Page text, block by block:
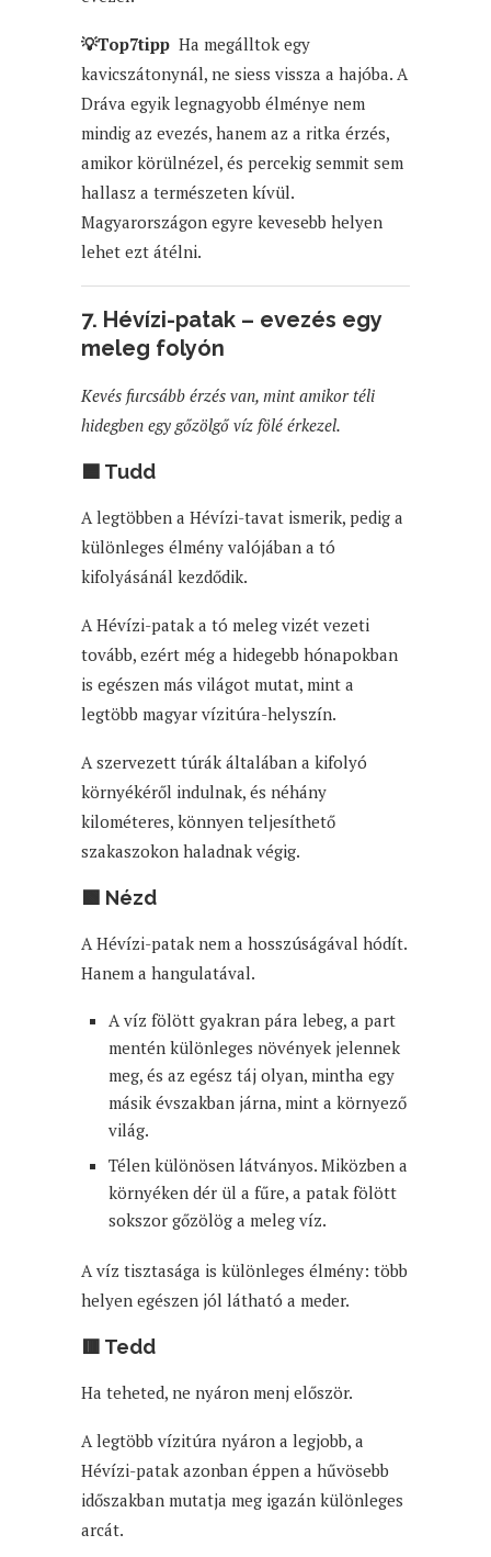
💡Top7tipp Ha megálltok egy
kavicszátonynál, ne siess vissza a hajóba. A
Dráva egyik legnagyobb élménye nem
mindig az evezés, hanem az a ritka érzés,
amikor körülnézel, és percekig semmit sem
hallasz a természeten kívül.
Magyarországon egyre kevesebb helyen
lehet ezt átélni.
7. Hévízi-patak – evezés egy
meleg folyón
Kevés furcsább érzés van, mint amikor téli
hidegben egy gőzölgő víz fölé érkezel.
🟦 Tudd
A legtöbben a Hévízi-tavat ismerik, pedig a
különleges élmény valójában a tó
kifolyásánál kezdődik.
A Hévízi-patak a tó meleg vizét vezeti
tovább, ezért még a hidegebb hónapokban
is egészen más világot mutat, mint a
legtöbb magyar vízitúra-helyszín.
A szervezett túrák általában a kifolyó
környékéről indulnak, és néhány
kilométeres, könnyen teljesíthető
szakaszokon haladnak végig.
🟩 Nézd
A Hévízi-patak nem a hosszúságával hódít.
Hanem a hangulatával.
A víz fölött gyakran pára lebeg, a part
mentén különleges növények jelennek
meg, és az egész táj olyan, mintha egy
másik évszakban járna, mint a környező
világ.
Télen különösen látványos. Miközben a
környéken dér ül a fűre, a patak fölött
sokszor gőzölög a meleg víz.
A víz tisztasága is különleges élmény: több
helyen egészen jól látható a meder.
🟥 Tedd
Ha teheted, ne nyáron menj először.
A legtöbb vízitúra nyáron a legjobb, a
Hévízi-patak azonban éppen a hűvösebb
időszakban mutatja meg igazán különleges
arcát.